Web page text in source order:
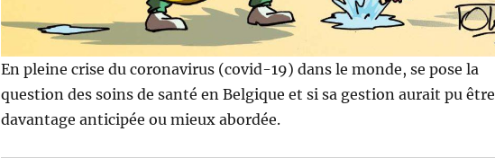
En pleine crise du coronavirus (covid-19) dans le monde, se pose la
question des soins de santé en Belgique et si sa gestion aurait pu être
davantage anticipée ou mieux abordée.